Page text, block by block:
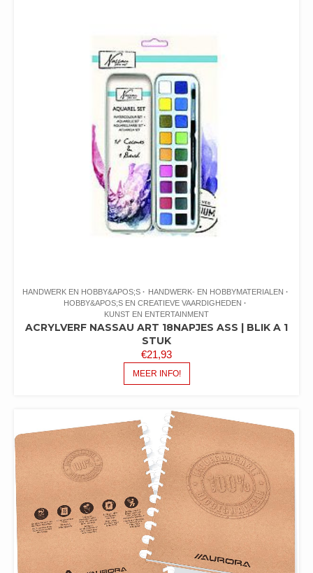
HANDWERK EN HOBBY&APOS;S
HANDWERK- EN HOBBYMATERIALEN
HOBBY&APOS;S EN CREATIEVE VAARDIGHEDEN
KUNST EN ENTERTAINMENT
ACRYLVERF NASSAU ART 18NAPJES ASS | BLIK A 1
STUK
€21,93
MEER INFO!